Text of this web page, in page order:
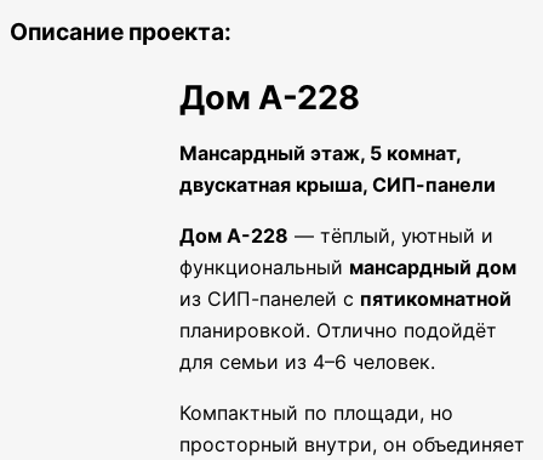
Описание проекта:
Дом А-228
Мансардный этаж, 5 комнат,
двускатная крыша, СИП-панели
Дом А-228 — тёплый, уютный и
функциональный мансардный дом
из СИП-панелей с пятикомнатной
планировкой. Отлично подойдёт
для семьи из 4–6 человек.
Компактный по площади, но
просторный внутри, он объединяет